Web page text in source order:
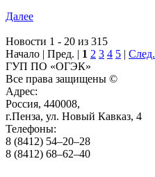
Далее
Новости 1 - 20 из 315
Начало | Пред. | 1 2 3 4 5 | След.
ГУП ПО «ОГЭК»
Все права защищены ©
Адрес:
Россия, 440008,
г.Пенза, ул. Новый Кавказ, 4
Телефоны:
8 (8412) 54–20–28
8 (8412) 68–62–40